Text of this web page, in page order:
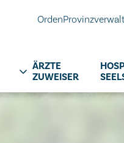
Orden
ÄRZTE
ZUWEISER